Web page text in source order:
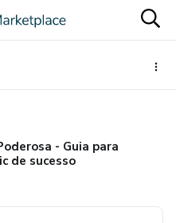
- Guia para
de sucesso